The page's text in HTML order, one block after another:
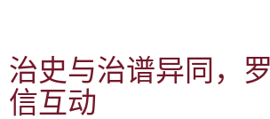
治史与治谱异同，
信互动